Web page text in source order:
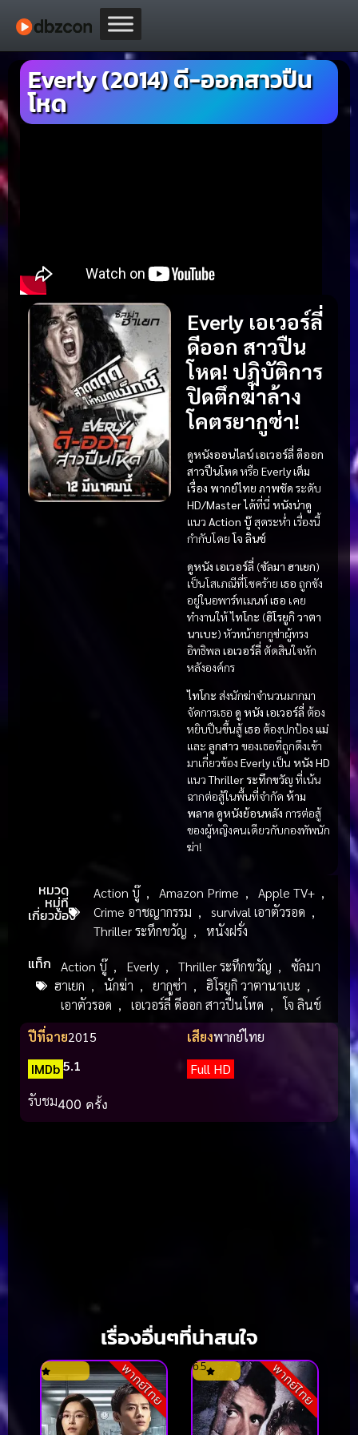
Everly (2014) ดี-ออกสาวปืน
โหด
Everly เอเวอร์ลี่
ดีออก สาวปืน
โหด! ปฏิบัติการ
ปิดตึกฆ่าล้าง
โคตรยากูซ่า!
ดูหนังออนไลน์เอเวอร์ลี่ ดีออก
สาวปืนโหด หรือ Everlyเต็ม
เรื่อง พากย์ไทย ภาพชัด ระดับ
HD/Masterได้ที่นี่ หนังน่าดู
แนว Action บู๊สุดระห่ำ เรื่องนี้
กำกับโดยโจ ลินช์
ดูหนัง เอเวอร์ลี่ (ซัลมา ฮาเยก)
เป็นโสเภณีที่โชคร้าย เธอ ถูกขัง
อยู่ในอพาร์ทเมนท์เธอ เคย
ทำงานให้ไทโกะ (ฮิโรยูกิ วาตา
นาเบะ) หัวหน้ายากูซ่าผู้ทรง
อิทธิพล เอเวอร์ลี่ ตัดสินใจหัก
หลังองค์กร
ไทโกะ ส่งนักฆ่าจำนวนมากมา
จัดการเธอ ดู หนัง เอเวอร์ลี่ ต้อง
หยิบปืนขึ้นสู้เธอ ต้องปกป้อง แม่
และ ลูกสาว ของเธอที่ถูกดึงเข้า
มาเกี่ยวข้อง Everlyเป็น หนัง HD
แนวThriller ระทึกขวัญ ที่เน้น
ฉากต่อสู้ในพื้นที่จำกัด ห้าม
พลาด ดูหนังย้อนหลัง การต่อสู้
ของผู้หญิงคนเดียวกับกองทัพนัก
ฆ่า!
หมวด
หมู่ที่
เกี่ยวข้อง
Action บู๊ , Amazon Prime , Apple TV+ ,
Crime อาชญากรรม , survival เอาตัวรอด ,
Thriller ระทึกขวัญ , หนังฝรั่ง
แท็ก Action บู๊ , Everly , Thriller ระทึกขวัญ ,
ซัลมา
ฮาเยก , นักฆ่า , ยากูซ่า , ฮิโรยูกิ วาตานาเบะ ,
เอาตัวรอด , เอเวอร์ลี่ ดีออก สาวปืนโหด ,
โจ ลินช์
ปีที่ฉาย2015 เสียงพากย์ไทย
IMDb5.1
Full HD
รับชม400 ครั้ง
เรื่องอื่นๆที่น่าสนใจ
พากย์ไทย พากย์ไทย
6.5